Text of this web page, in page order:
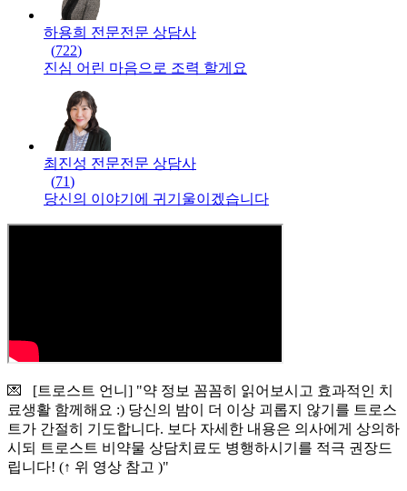
하용희 전문전문 상담사
(722)
진심 어린 마음으로 조력 할게요
최진성 전문전문 상담사
(71)
당신의 이야기에 귀기울이겠습니다
💌 [트로스트 언니] "약 정보 꼼꼼히 읽어보시고 효과적인 치
료생활 함께해요 :) 당신의 밤이 더 이상 괴롭지 않기를 트로스
트가 간절히 기도합니다. 보다 자세한 내용은 의사에게 상의하
시되 트로스트 비약물 상담치료도 병행하시기를 적극 권장드
립니다! (↑ 위 영상 참고 )"